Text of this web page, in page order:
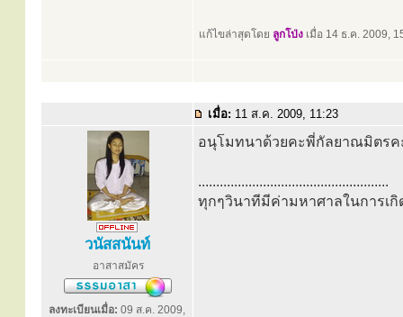
แก้ไขล่าสุดโดย ลูกโป่ง เมื่อ 14 ธ.ค. 2009,
เมื่อ: 11 ส.ค. 2009, 11:23
วนัสสนันท์
อาสาสมัคร
ลงทะเบียนเมื่อ: 09 ส.ค. 2009,
อนุโมทนาด้วยคะพี่กัลยาณมิตร
.....................................................
ทุกๆวินาทีมีค่ามหาศาลในการเ